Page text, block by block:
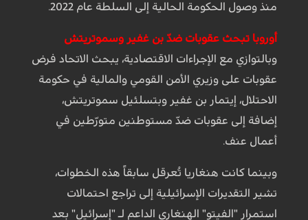
منذ وصول الحكومة الحالية إلى السلطة عام 2022.
أوروبا تبحث عقوبات ضدّ بن غفير وسموتريتش
وبالتوازي مع الإجراءات الاقتصادية، يبحث الاتحاد فرض
عقوبات على وزيري الأمن القومي والمالية في حكومة
الاحتلال، إيتمار بن غفير وبتسلئيل سموتريتش،
إضافة إلى عقوبات ضدّ مستوطنين متورّطين في
أعمال عنف.
وبينما كانت هنغاريا تُعرقل سابقاً هذه الخطوات،
تشير التقديرات الإسرائيلية إلى تراجع احتمالات
استمرار "الفيتو" الهنغاري الداعم لـ "إسرائيل" بعد